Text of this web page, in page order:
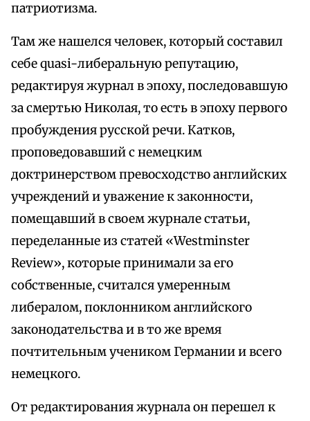
патриотизма.
Там же нашелся человек, который составил
себе quasi-либеральную репутацию,
редактируя журнал в эпоху, последовавшую
за смертью Николая, то есть в эпоху первого
пробуждения русской речи. Катков,
проповедовавший с немецким
доктринерством превосходство английских
учреждений и уважение к законности,
помещавший в своем журнале статьи,
переделанные из статей «Westminster
Review», которые принимали за его
собственные, считался умеренным
либералом, поклонником английского
законодательства и в то же время
почтительным учеником Германии и всего
немецкого.
От редактирования журнала он перешел к